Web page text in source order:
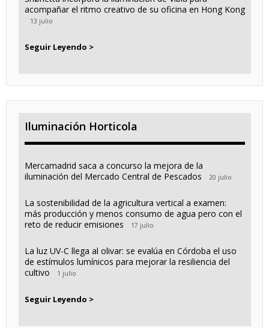
acompañar el ritmo creativo de su oficina en Hong Kong
13 julio
Seguir Leyendo >
Iluminación Horticola
Mercamadrid saca a concurso la mejora de la
iluminación del Mercado Central de Pescados
20 julio
La sostenibilidad de la agricultura vertical a examen:
más producción y menos consumo de agua pero con el
reto de reducir emisiones
17 julio
La luz UV-C llega al olivar: se evalúa en Córdoba el uso
de estímulos lumínicos para mejorar la resiliencia del
cultivo
1 julio
Seguir Leyendo >